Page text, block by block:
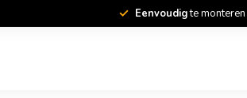
Eenvoudigte monteren